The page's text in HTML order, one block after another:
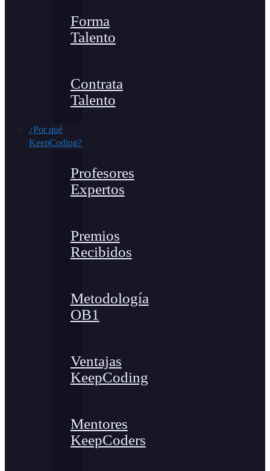
Forma
Talento
Contrata
Talento
¿Por qué
KeepCoding?
Profesores
Expertos
Premios
Recibidos
Metodología
OB1
Ventajas
KeepCoding
Mentores
KeepCoders